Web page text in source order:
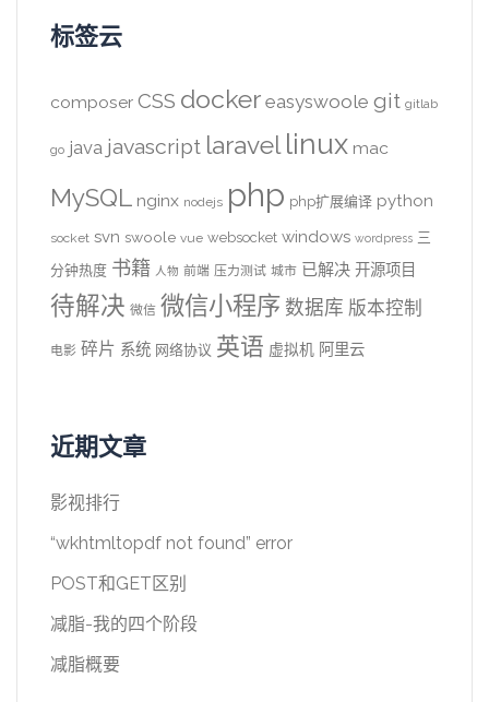
标签云
composer CSS docker easyswoole git gitlab
go java javascript laravel linux mac
MySQL nginx nodejs php php扩展编译 python
socket svn swoole vue websocket windows wordpress 三
分钟热度 书籍 人物 前端 压力测试 城市 已解决 开源项目
待解决 微信 微信小程序 数据库 版本控制
电影 碎片 系统 网络协议 英语 虚拟机 阿里云
近期文章
影视排行
“wkhtmltopdf not found” error
POST和GET区别
减脂-我的四个阶段
减脂概要